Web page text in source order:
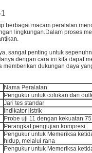
berbagai macam
lingkungan.Dalam proses
sangat penting untuk
dengan cara ini kita dapat
dukungan daya
Nama Peralatan
Pengukur untuk colokan dan
Jari tes standar
Indikator listrik
Probe uji 11 dengan kekuatan
Perangkat pengujian kompresi
Pengukur untuk Memeriksa
hidup, melalui rana
Pengukur untuk Memeriksa